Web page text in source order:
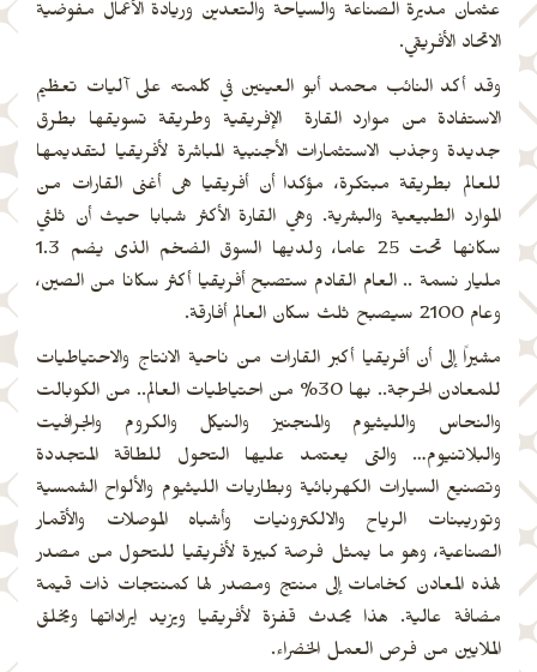
عثمان مديرة الصناعة والسياحة والتعدين وريادة الأعمال مفوضية
الاتحاد الأفريقي.
وقد أكد النائب محمد أبو العينين في كلمته على آليات تعظيم
الاستفادة من موارد القارة الإفريقية وطريقة تسويقها بطرق
جديدة وجذب الاستثمارات الأجنبية المباشرة لأفريقيا لتقديمها
للعالم بطريقة مبتكرة، مؤكدا أن أفريقيا هى أغنى القارات من
الموارد الطبيعية والبشرية. وهي القارة الأكثر شبابا حيث أن ثلثي
سكانها تحت 25 عاما، ولديها السوق الضخم الذى يضم 1.3
مليار نسمة .. العام القادم ستصبح أفريقيا أكثر سكانا من الصين،
وعام 2100 سيصبح ثلث سكان العالم أفارقة.
مشيراً إلى أن أفريقيا أكبر القارات من ناحية الانتاج والاحتياطيات
للمعادن الحرجة.. بها 30% من احتياطيات العالم.. من الكوبالت
والنحاس والليثيوم والمنجنيز والنيكل والكروم والجرافيت
والبلاتنيوم… والتى يعتمد عليها التحول للطاقة المتجددة
وتصنيع السيارات الكهربائية وبطاريات الليثيوم والألواح الشمسية
وتوريبنات الرياح والالكترونيات وأشباه الموصلات والأقمار
الصناعية، وهو ما يمثل فرصة كبيرة لأفريقيا للتحول من مصدر
لهذه المعادن كخامات إلى منتج ومصدر لها كمنتجات ذات قيمة
مضافة عالية. هذا يحدث قفزة لأفريقيا ويزيد ايراداتها ويخلق
الملايين من فرص العمل الخضراء.